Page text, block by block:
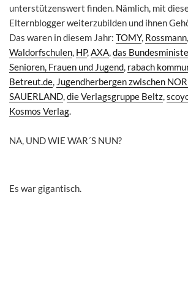
unterstützenswert finden. Nämlich, mit
Elternblogger weiterzubilden und ihnen
Das waren in diesem Jahr: TOMY, Rossmann,
Waldorfschulen, HP,AXA,das
Senioren, Frauen und Jugend, rabach
Betreut.de, Jugendherbergen zwischen
SAUERLAND,die Verlagsgruppe Beltz,
Kosmos Verlag.
NA, UND WIE WAR´S NUN?
Es war gigantisch.